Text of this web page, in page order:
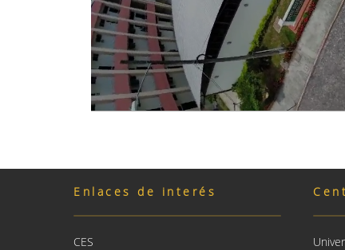
Enlaces de interés
CES